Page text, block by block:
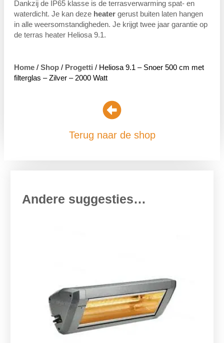
Dankzij de IP65 klasse is de terrasverwarming spat- en
waterdicht. Je kan deze heater gerust buiten laten hangen
in alle weersomstandigheden. Je krijgt twee jaar garantie op
de terras heater Heliosa 9.1.
Home / Shop / Progetti / Heliosa 9.1 – Snoer 500 cm met
filterglas – Zilver – 2000 Watt
Terug naar de shop
Andere suggesties…